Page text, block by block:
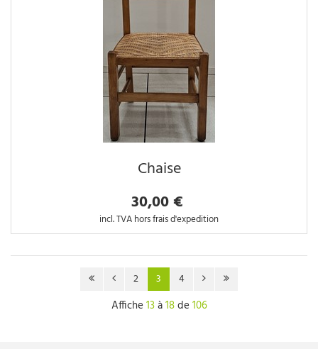
Chaise
30,00 €
incl. TVA hors frais d'expedition
2 3 4
Affiche 13à18de 106